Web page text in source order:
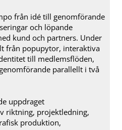
från idé till genomförande
och löpande
kund och partners. Under
från popupytor, interaktiva
till medlemsflöden,
parallellt i två
uppdraget
riktning, projektledning,
produktion,